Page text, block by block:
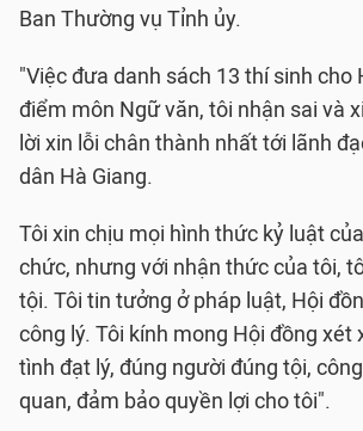
Ban Thường vụ Tỉnh ủy.
"Việc đưa danh sách 13 thí sinh cho
điểm môn Ngữ văn, tôi nhận sai và
lời xin lỗi chân thành nhất tới lãnh
dân Hà Giang.
Tôi xin chịu mọi hình thức kỷ luật
chức, nhưng với nhận thức của tôi,
tội. Tôi tin tưởng ở pháp luật, Hội
công lý. Tôi kính mong Hội đồng xét
tình đạt lý, đúng người đúng tội,
quan, đảm bảo quyền lợi cho tôi".